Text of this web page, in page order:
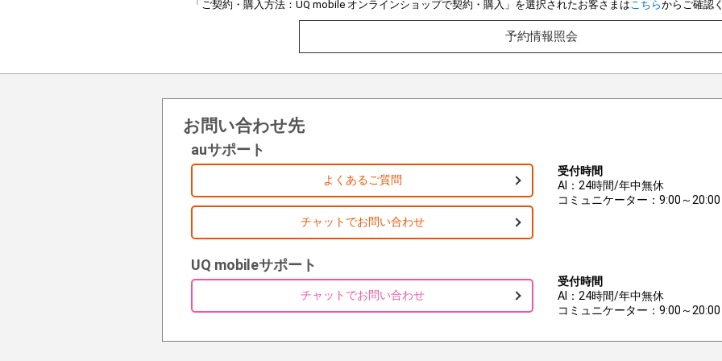
「ご契約・購入方法：UQ mobile オンラインショップで契約・購入」を選択されたお客さまはこちらからご確認
予約情報照会
お問い合わせ先
auサポート
よくあるご質問
チャットでお問い合わせ
受付時間
AI：24時間/年中無休
コミュニケーター：9:00～20:00
UQ mobileサポート
チャットでお問い合わせ
受付時間
AI：24時間/年中無休
コミュニケーター：9:00～20:00